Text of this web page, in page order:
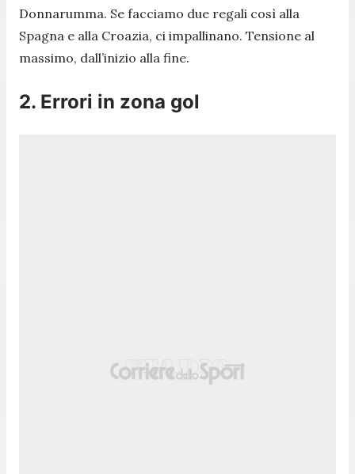
Donnarumma. Se facciamo due regali così alla
Spagna e alla Croazia, ci impallinano. Tensione al
massimo, dall’inizio alla fine.
2. Errori in zona gol